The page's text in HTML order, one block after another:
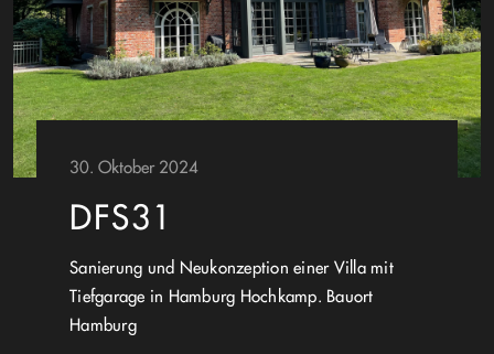
30. Oktober 2024
DFS31
Sanierung und Neukonzeption einer Villa mit
Tiefgarage in Hamburg Hochkamp. Bauort
Hamburg